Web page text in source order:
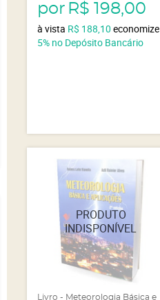
por R$ 198,00
à vista R$ 188,10 economize
5% no Depósito Bancário
Livro - Meteorologia Básica e